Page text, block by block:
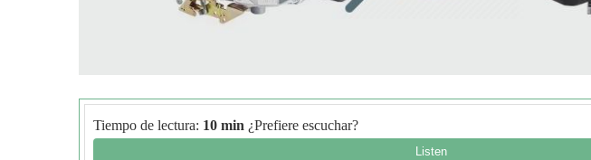
Tiempo de lectura: 10 min ¿Prefiere escuchar?